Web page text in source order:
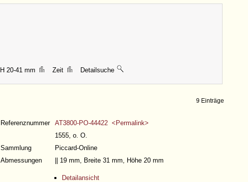
H 20-41 mm Zeit Detailsuche
9 Einträge
Referenznummer
AT3800-PO-44422 <Permalink>
1555, o. O.
Sammlung
Piccard-Online
Abmessungen
|| 19 mm, Breite 31 mm, Höhe 20 mm
Detailansicht